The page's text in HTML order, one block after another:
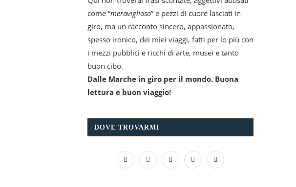
come “meraviglioso” e pezzi di cuore lasciati in
giro, ma un racconto sincero, appassionato,
spesso ironico, dei miei viaggi, fatti per lo più con
i mezzi pubblici e ricchi di arte, musei e tanto
buon cibo.
Dalle Marche in giro per il mondo. Buona
lettura e buon viaggio!
DOVE TROVARMI